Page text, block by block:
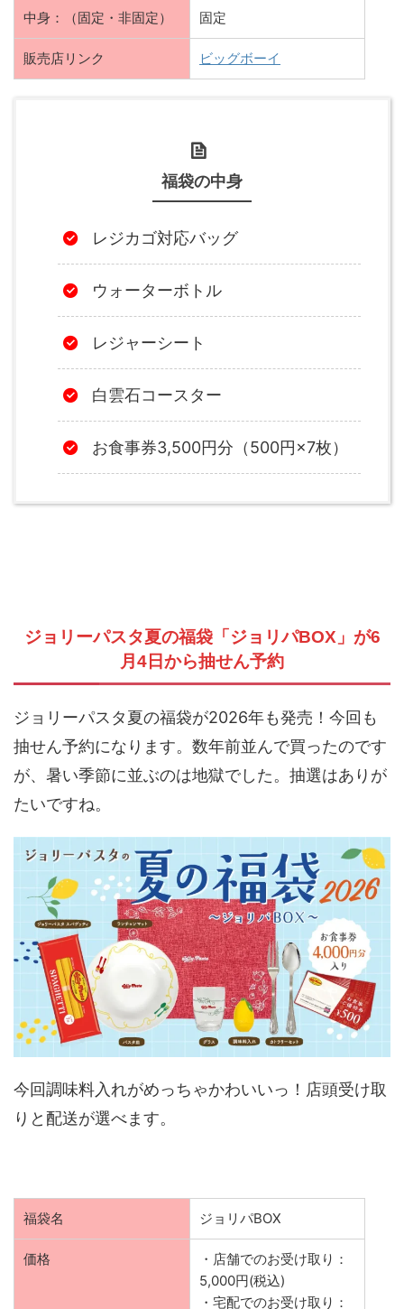
中身：（固定・非固定） 固定
販売店リンク ビッグボーイ
福袋の中身
レジカゴ対応バッグ
ウォーターボトル
レジャーシート
白雲石コースター
お食事券3,500円分（500円×7枚）
ジョリーパスタ夏の福袋「ジョリパBOX」が6
月4日から抽せん予約
ジョリーパスタ夏の福袋が2026年も発売！今回も
抽せん予約になります。数年前並んで買ったのです
が、暑い季節に並ぶのは地獄でした。抽選はありが
たいですね。
今回調味料入れがめっちゃかわいいっ！店頭受け取
りと配送が選べます。
福袋名 ジョリパBOX
価格
・店舗でのお受け取り：
5,000円(税込)
・宅配でのお受け取り：